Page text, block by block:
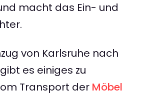
macht das Ein- und
von Karlsruhe nach
es einiges zu
Transport der Möbel